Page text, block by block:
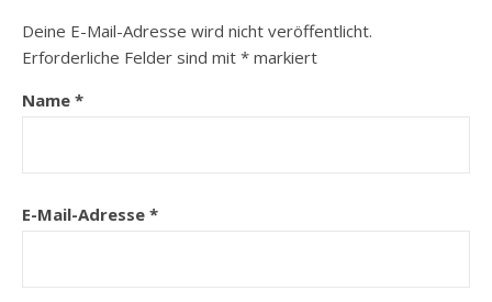
Deine E-Mail-Adresse wird nicht veröffentlicht.
Erforderliche Felder sind mit * markiert
Name *
E-Mail-Adresse *